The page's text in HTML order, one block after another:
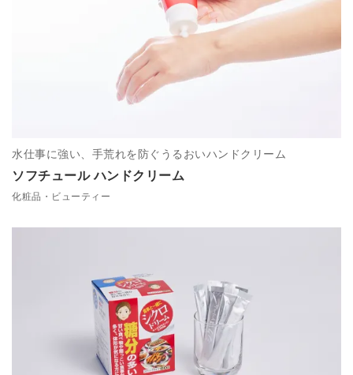
ソフチュール ハンドクリーム
水仕事に強い、手荒れを防ぐうるおいハンドクリーム
化粧品・ビューティー